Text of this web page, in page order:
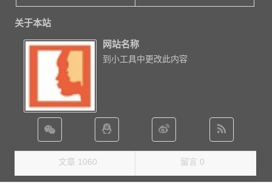
关于本站
网站名称
到小工具中更改此内容
文章 1060 留言 0